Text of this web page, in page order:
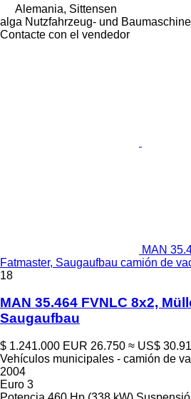
Alemania, Sittensen
alga Nutzfahrzeug- und
Contacte con el vendedor
MAN
Fatmaster, Saugaufbau camión de
18
MAN 35.464 FVNLC 8x2,
Saugaufbau
$ 1.241.000 EUR 26.750 ≈ US$
Vehículos municipales - camión de
2004
Euro 3